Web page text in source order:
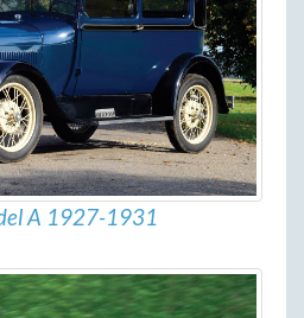
A 1927-1931